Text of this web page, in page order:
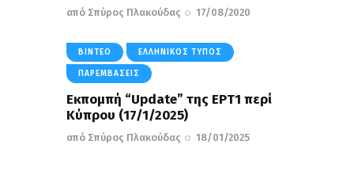
από Σπύρος Πλακούδας 17/08/2020
ΒΊΝΤΕΟ ΕΛΛΗΝΙΚΌΣ ΤΎΠΟΣ
ΠΑΡΕΜΒΆΣΕΙΣ
Eκπομπή “Update” της ΕΡΤ1 περί
Κύπρου (17/1/2025)
από Σπύρος Πλακούδας 18/01/2025